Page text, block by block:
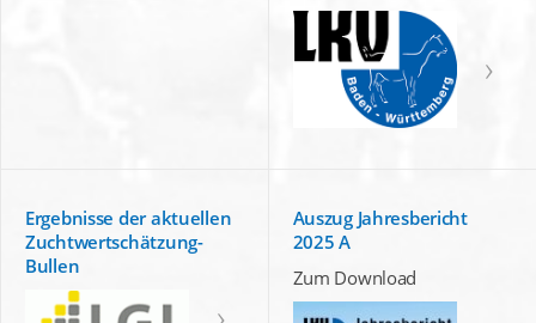
Ergebnisse der aktuellen
Zuchtwertschätzung-
Bullen
Auszug Jahresbericht
2025 A
Zum Download